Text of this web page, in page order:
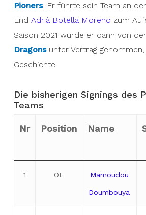
Pioners. Er führte sein Team an
End Adrià Botella Moreno zum
Saison 2021 wurde er dann von
Dragonsunter Vertrag
Geschichte.
Die bisherigen Signings des
Teams
Nr Position Name
1 OL Mamoudou
Doumbouya